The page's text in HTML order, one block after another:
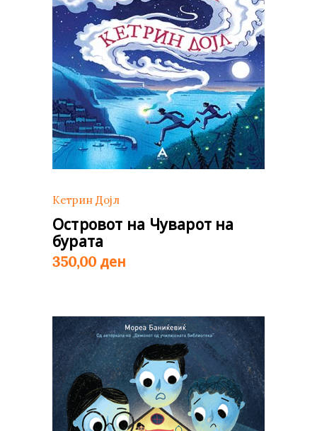
Кетрин Дојл
Островот на Чуварот на
бурата
350,00 ден